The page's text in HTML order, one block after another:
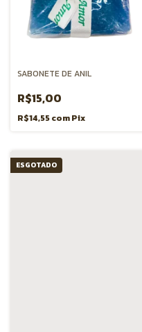
SABONETE DE ANIL
R$15,00
R$14,55comPix
ESGOTADO